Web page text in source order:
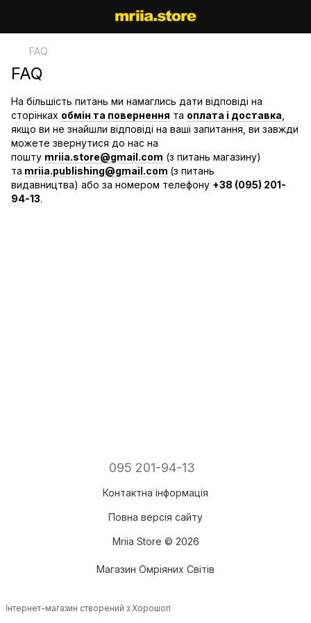
FAQ
FAQ
На більшість питань ми намаглись дати відповіді на
сторінках обмін та повернення та оплата і доставка
якщо ви не знайшли відповіді на ваші запитання, ви завжди
можете звернутися до нас на
пошту mriia.store@gmail.com (з питань магазину)
та mriia.publishing@gmail.com (з питань
видавництва) або за номером телефону +38 (095) 201-
94-13.
095 201-94-13
Контактна інформація
Повна версія сайту
Mriia Store © 2026
Магазин Омріяних Світів
Інтернет-магазин створений з Хорошоп